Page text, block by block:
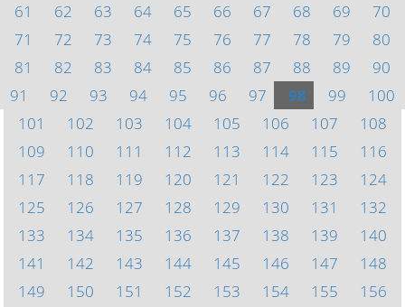
61
62 63 64 65 66 67 68 69
70
71
72 73 74 75 76 77 78 79
80
81
82 83 84 85 86 87 88 89
90
91
92 93 94 95 96 97 98 99
100
101
102 103 104 105 106 107
108
109
110 111 112 113 114 115
116
117
118 119 120 121 122 123
124
125
126 127 128 129 130 131
132
133
134 135 136 137 138 139
140
141
142 143 144 145 146 147
148
149
150 151 152 153 154 155
156